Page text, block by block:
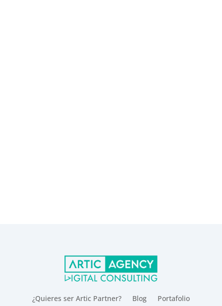
¿Quieres ser Artic Partner? Blog
Portafolio